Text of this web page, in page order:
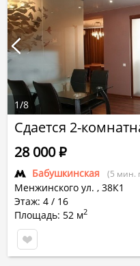
Сдается 2-
Бабушкинская (5 мин.
Менжинского ул. , 38К1
Этаж: 4 / 16
Площадь: 52 м2
28 000Р
1/8